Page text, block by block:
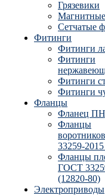
Грязевики
Сетчатые
Фитинги
Фитинги
Фитинги
Фитинги
Фитинги
Фланцы
Фланец
Фланцы
33259-
Фланцы
ГОСТ
(12820-80)
Электроприводы